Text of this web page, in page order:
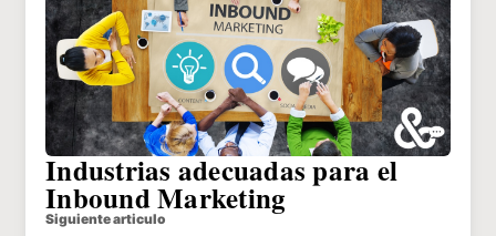
Industrias adecuadas para el
Inbound Marketing
Siguiente articulo